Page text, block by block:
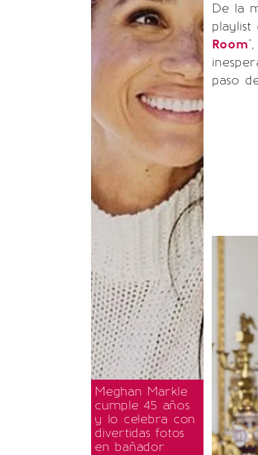
Meghan Markle
cumple 45 años
y lo celebra con
divertidas fotos
en bañador
De la
Room
paso